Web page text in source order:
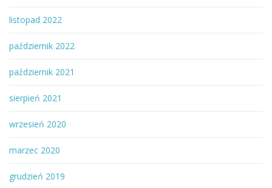
listopad 2022
październik 2022
październik 2021
sierpień 2021
wrzesień 2020
marzec 2020
grudzień 2019